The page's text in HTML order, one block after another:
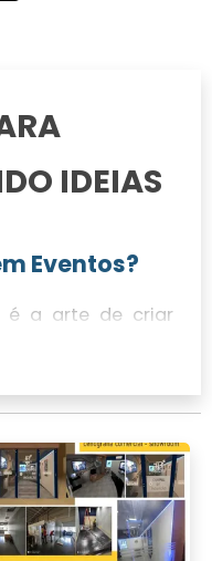
IDEIAS
Eventos?
é a arte de criar
ideias em
que envolve
montagem de
a experiência do
nesse mercado,
em
cenografia